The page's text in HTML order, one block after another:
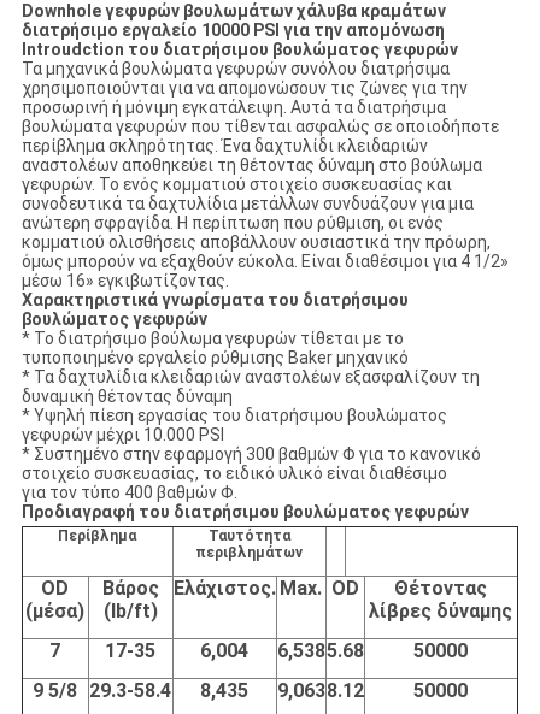
Downhole γεφυρών βουλωμάτων χάλυβα κραμάτων
διατρήσιμο εργαλείο 10000 PSI για την απομόνωση
Introudction του διατρήσιμου βουλώματος γεφυρών
Τα μηχανικά βουλώματα γεφυρών συνόλου διατρήσιμα
χρησιμοποιούνται για να απομονώσουν τις ζώνες για την
προσωρινή ή μόνιμη εγκατάλειψη. Αυτά τα διατρήσιμα
βουλώματα γεφυρών που τίθενται ασφαλώς σε οποιοδήποτε
περίβλημα σκληρότητας. Ένα δαχτυλίδι κλειδαριών
αναστολέων αποθηκεύει τη θέτοντας δύναμη στο βούλωμα
γεφυρών. Το ενός κομματιού στοιχείο συσκευασίας και
συνοδευτικά τα δαχτυλίδια μετάλλων συνδυάζουν για μια
ανώτερη σφραγίδα. Η περίπτωση που ρύθμιση, οι ενός
κομματιού ολισθήσεις αποβάλλουν ουσιαστικά την πρόωρη,
όμως μπορούν να εξαχθούν εύκολα. Είναι διαθέσιμοι για 4 1/2»
μέσω 16» εγκιβωτίζοντας.
Χαρακτηριστικά γνωρίσματα του διατρήσιμου
βουλώματος γεφυρών
* Το διατρήσιμο βούλωμα γεφυρών τίθεται με το
τυποποιημένο εργαλείο ρύθμισης Baker μηχανικό
* Τα δαχτυλίδια κλειδαριών αναστολέων εξασφαλίζουν τη
δυναμική θέτοντας δύναμη
* Υψηλή πίεση εργασίας του διατρήσιμου βουλώματος
γεφυρών μέχρι 10.000 PSI
* Συστημένο στην εφαρμογή 300 βαθμών Φ για το κανονικό
στοιχείο συσκευασίας, το ειδικό υλικό είναι διαθέσιμο
για τον τύπο 400 βαθμών Φ.
Προδιαγραφή του διατρήσιμου βουλώματος γεφυρών
Περίβλημα
Ταυτότητα
περιβλημάτων
OD
(μέσα)
Βάρος
(lb/ft)
Ελάχιστος. Max. OD
Θέτοντας
λίβρες δύναμης
7
17-35 6,004 6,5385.68
50000
9 5/8 29.3-58.4 8,435 9,0638.12 50000